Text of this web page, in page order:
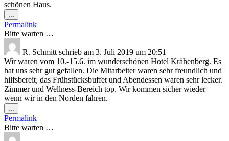
schönen Haus.
...
Metabox
ein-/ausblenden.
Permalink
Bitte warten …
R. Schmitt schrieb am 3. Juli 2019 um 20:51
Wir waren vom 10.-15.6. im wunderschönen Hotel Krähenberg. Es
hat uns sehr gut gefallen. Die Mitarbeiter waren sehr freundlich und
hilfsbereit, das Frühstücksbuffet und Abendessen waren sehr lecker.
Zimmer und Wellness-Bereich top. Wir kommen sicher wieder
wenn wir in den Norden fahren.
...
Metabox
ein-/ausblenden.
Permalink
Bitte warten …